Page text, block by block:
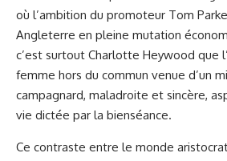
où l’ambition du promoteur Tom
Angleterre en pleine mutation
c’est surtout Charlotte Heywood que
femme hors du commun venue d’un
campagnard, maladroite et sincère,
vie dictée par la bienséance.
Ce contraste entre le monde